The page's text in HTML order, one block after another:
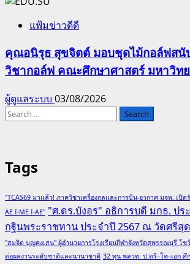
แฟ้มข่าวดีดี
คุณอนิรุธ สุขจิตต์ มอบชุดไม้กอล์ฟสนั
วิชากอล์ฟ คณะศึกษาศาสตร์ มหาวิท
ผู้ดูแลระบบ 03/08/2026
Search
Tags
"TCAS69 มาแล้ว! ภาควิชาเครื่องกลและการบิน-อวกาศ มจพ. เปิ
AE I-ME I-AE" "ศ.ดร.บังอร" อธิการบดี มกธ. ปร
กฐินพระราชทาน ประจำปี 2567 ณ วัดศรีสุ
"สมจิต บุญคงเสน" ผู้อำนวยการโรงเรียนกีฬาจังหวัดสุพรรณบุรี โ
ต่อผลงานระดับชาติและนานาชาติ 32 ทุน พสวท. ป.ตรี–โท–เอก ศึ